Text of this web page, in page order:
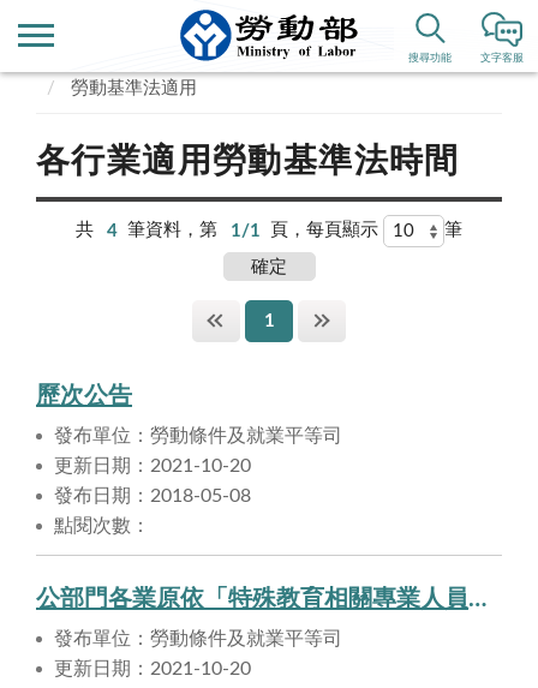
文字客服
搜尋功能
業務專區
勞動條件、就業平等
勞動基準法適用
各行業適用勞動基準法時間
共 4 筆資料，第 1/1 頁，每頁顯示 筆
1
歷次公告
發布單位：勞動條件及就業平等司
更新日期：2021-10-20
發布日期：2018-05-08
點閱次數：
公部門各業原依「特殊教育相關專業人員及助理人員遴用辦法」進用之特殊教育相關專業人員及特殊教育相關助理人員（不包括依聘用人員聘用條例及行政院暨所屬機關約僱人員僱用辦法進用之人員），自中華民國102年9月11日起，適用勞動基準法。
發布單位：勞動條件及就業平等司
更新日期：2021-10-20